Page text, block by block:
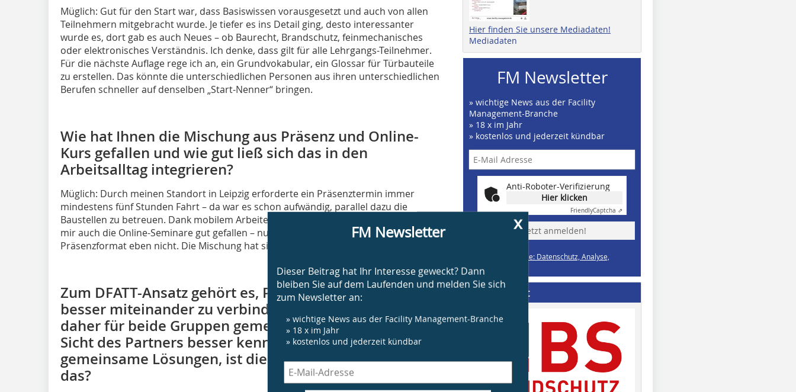
Müglich: Gut für den Start war, dass Basiswissen vorausgesetzt und auch von allen
Teilnehmern mitgebracht wurde. Je tiefer es ins Detail ging, desto interessanter
wurde es, dort gab es auch Neues – ob Baurecht, Brandschutz, feinmechanisches
oder elek­tronisches Verständnis. Ich denke, dass gilt für alle Lehrgangs-Teilnehmer.
Für die nächste Auflage rege ich an, ein Grundvokabular, ein Glossar für Türbauteile
zu erstellen. Das könnte die unterschiedlichen Personen aus ihren unterschiedlichen
Berufen schneller auf denselben „Start-Nenner“ bringen.
Wie hat Ihnen die Mischung aus Präsenz und Online-
Kurs gefallen und wie gut ließ sich das in den
Arbeitsalltag integrieren?
Müglich: Durch meinen Standort in Leipzig erforderte ein Präsenztermin immer
mindestens fünf Stunden Fahrt – da war es schon aufwändig, parallel dazu die
Baustellen zu betreuen. Dank mobilem Arbeiten hat es aber geklappt. Daher haben
mir auch die Online-Seminare gut gefallen – nur ganz ersetzen diese ein
Präsenzformat eben nicht. Die Mischung hat sich bewährt.
Zum DFATT-Ansatz gehört es, Planer und Bauleiter
besser miteinander zu verbinden. Die Seminare finden
daher für beide Gruppen gemeinsam statt. Wer die
Sicht des Partners besser kennt, findet leichter
gemeinsame Lösungen, ist die Idee dahinter. Klappt
das?
x
FM Newsletter
Dieser Beitrag hat Ihr Interesse geweckt? Dann
bleiben Sie auf dem Laufenden und melden Sie sich
zum Newsletter an:
» wichtige News aus der Facility Management-Branche
» 18 x im Jahr
» kostenlos und jederzeit kündbar
Hier finden Sie unsere Mediadaten!
Mediadaten
FM Newsletter
» wichtige News aus der Facility
Management-Branche
» 18 x im Jahr
» kostenlos und jederzeit kündbar
Anti-Roboter-Verifizierung
Hier klicken
FriendlyCaptcha ⇗
» Jetzt anmelden!
Beispiele, Hinweise: Datenschutz, Analyse,
Supplement